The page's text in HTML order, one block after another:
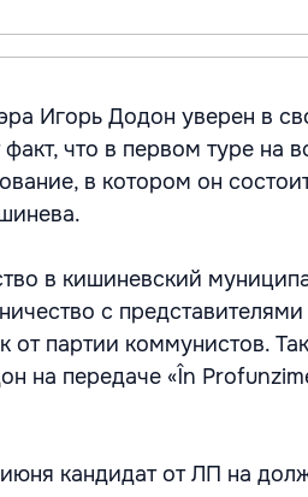
Игорь Додон уверен в
что в первом туре на
в котором он
в кишиневский
с
партии коммунистов.
на передаче «În
кандидат от ЛП на